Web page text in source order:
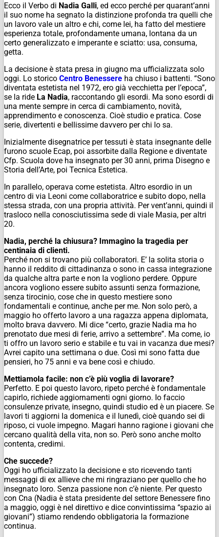
Ecco il Verbo di Nadia Galli, ed ecco perché per quarant’anni
il suo nome ha segnato la distinzione profonda tra quelli che
un lavoro vale un altro e chi, come lei, ha fatto del mestiere
esperienza totale, profondamente umana, lontana da un
certo generalizzato e imperante e sciatto: usa, consuma,
getta.
La decisione è stata presa in giugno ma ufficializzata solo
oggi. Lo storico Centro Benessere ha chiuso i battenti. “Sono
diventata estetista nel 1972, ero già vecchietta per l’epoca”,
se la ride La Nadia, raccontando gli esordi. Ma sono esordi di
una mente sempre in cerca di cambiamento, novità,
apprendimento e conoscenza. Cioè studio e pratica. Cose
serie, divertenti e bellissime davvero per chi lo sa.
Inizialmente disegnatrice per tessuti è stata insegnante delle
furono scuole Ecap, poi assorbite dalla Regione e diventate
Cfp. Scuola dove ha insegnato per 30 anni, prima Disegno e
Storia dell’Arte, poi Tecnica Estetica.
In parallelo, operava come estetista. Altro esordio in un
centro di via Leoni come collaboratrice e subito dopo, nella
stessa strada, con una propria attività. Per vent’anni, quindi il
trasloco nella conosciutissima sede di viale Masia, per altri
20.
Nadia, perché la chiusura? Immagino la tragedia per
centinaia di clienti.
Perché non si trovano più collaboratori. E’ la solita storia o
hanno il reddito di cittadinanza o sono in cassa integrazione
da qualche altra parte e non la vogliono perdere. Oppure
ancora vogliono essere subito assunti senza formazione,
senza tirocinio, cose che in questo mestiere sono
fondamentali e continue, anche per me. Non solo però, a
maggio ho offerto lavoro a una ragazza appena diplomata,
molto brava davvero. Mi dice “certo, grazie Nadia ma ho
prenotato due mesi di ferie, arrivo a settembre”. Ma come, io
ti offro un lavoro serio e stabile e tu vai in vacanza due mesi?
Avrei capito una settimana o due. Così mi sono fatta due
pensieri, ho 75 anni e va bene così e chiudo.
Mettiamola facile: non c’è più voglia di lavorare?
Perfetto. E poi questo lavoro, ripeto perché è fondamentale
capirlo, richiede aggiornamenti ogni giorno. Io faccio
consulenze private, insegno, quindi studio ed è un piacere. Se
lavori ti aggiorni la domenica e il lunedì, cioè quando sei di
riposo, ci vuole impegno. Magari hanno ragione i giovani che
cercano qualità della vita, non so. Però sono anche molto
contenta, credimi.
Che succede?
Oggi ho ufficializzato la decisione e sto ricevendo tanti
messaggi di ex allieve che mi ringraziano per quello che ho
insegnato loro. Senza passione non c’è niente. Per questo
con Cna (Nadia è stata presidente del settore Benessere fino
a maggio, oggi è nel direttivo e dice convintissima “spazio ai
giovani”) stiamo rendendo obbligatoria la formazione
continua.